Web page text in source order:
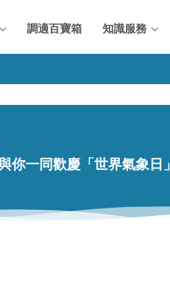
調適百寶箱 知識服務
你一同歡慶「世界氣象日」